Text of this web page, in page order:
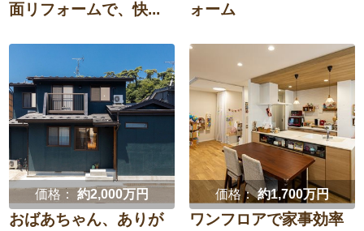
面リフォームで、快...
ォーム
価格：約2,000万円
おばあちゃん、ありが
価格：約1,700万円
ワンフロアで家事効率